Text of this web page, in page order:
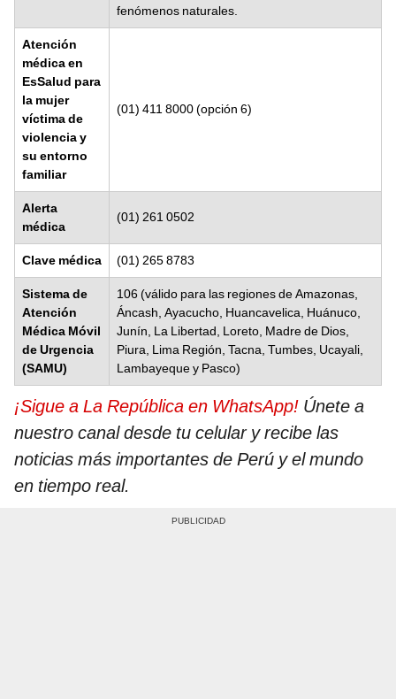
fenómenos naturales.
Atención
médica en
EsSalud para
la mujer
víctima de
violencia y
su entorno
familiar
(01) 411 8000 (opción 6)
Alerta
médica
(01) 261 0502
Clave médica (01) 265 8783
Sistema de
Atención
Médica Móvil
de Urgencia
(SAMU)
106 (válido para las regiones de Amazonas,
Áncash, Ayacucho, Huancavelica, Huánuco,
Junín, La Libertad, Loreto, Madre de Dios,
Piura, Lima Región, Tacna, Tumbes, Ucayali,
Lambayeque y Pasco)
¡Sigue a La República en WhatsApp! Únete a
nuestro canal desde tu celular y recibe las
noticias más importantes de Perú y el mundo
en tiempo real.